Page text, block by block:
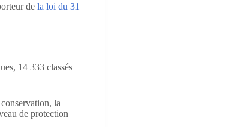
de la loi du 31
14 333 classés
la
de protection